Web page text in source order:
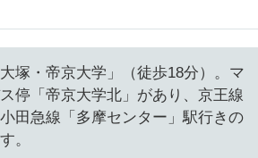
塚・帝京大学」（徒歩18分）。マ
停「帝京大学北」があり、京王線
田急線「多摩センター」駅行きの
。